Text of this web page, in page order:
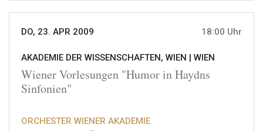
DO, 23. APR 2009 18:00 Uhr
AKADEMIE DER WISSENSCHAFTEN, WIEN | WIEN
Wiener Vorlesungen "Humor in Haydns
Sinfonien"
ORCHESTER WIENER AKADEMIE